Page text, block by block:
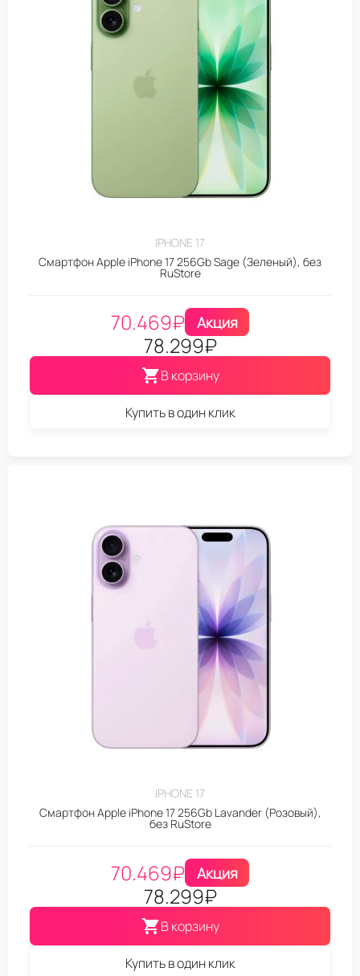
IPHONE 17
Смартфон Apple iPhone 17 256Gb Sage (Зеленый), без
RuStore
70.469₽ Акция
78.299₽
В корзину
Купить в один клик
IPHONE 17
Смартфон Apple iPhone 17 256Gb Lavander (Розовый),
без RuStore
70.469₽ Акция
78.299₽
В корзину
Купить в один клик